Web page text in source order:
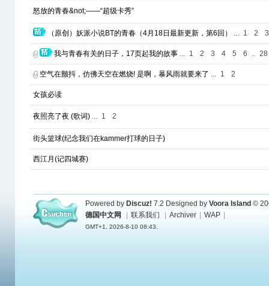
怒放的青春&not;——“超级卡秀”
（原创）妖派小说BT的青春（4月18日最新更新，第6回） ... 1 2 3
我与青春有关的日子，17页起我的故事 ... 1 2 3 4 5 6 .. 28
空气在颤抖，仿佛天空在燃烧! 是啊，暴风雨就要来了 ... 1 2
女孩必读
夜照亮了夜 (歌词) ... 1 2
街头篮球(纪念我们在kammer打球的日子)
西江月(记四城赛)
Powered by Discuz! 7.2 Designed by Voora Island ©
德国中文网
联系我们 Archiver WAP
GMT+1, 2026-8-10 08:43.